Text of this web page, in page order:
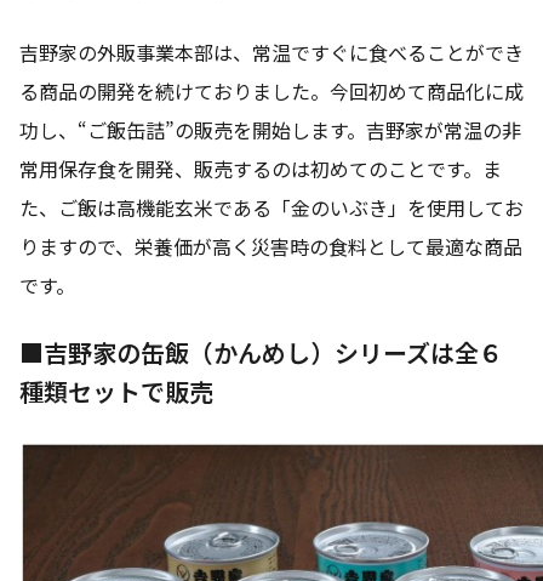
吉野家の外販事業本部は、常温ですぐに食べることができ
る商品の開発を続けておりました。今回初めて商品化に成
功し、“ご飯缶詰”の販売を開始します。吉野家が常温の非
常用保存食を開発、販売するのは初めてのことです。ま
た、ご飯は高機能玄米である「金のいぶき」を使用してお
りますので、栄養価が高く災害時の食料として最適な商品
です。
■吉野家の缶飯（かんめし）シリーズは全６
種類セットで販売